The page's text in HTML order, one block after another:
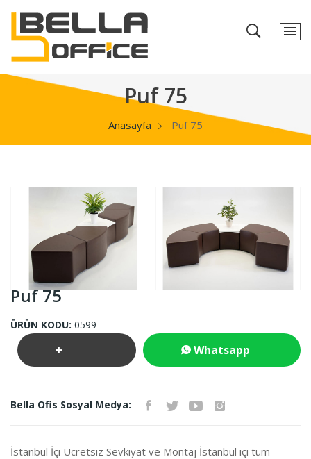
Puf 75
Anasayfa Puf 75
Puf 75
ÜRÜN KODU: 0599
+ Whatsapp
Bella Ofis Sosyal Medya:
İstanbul İçi Ücretsiz Sevkiyat ve Montaj İstanbul içi tüm